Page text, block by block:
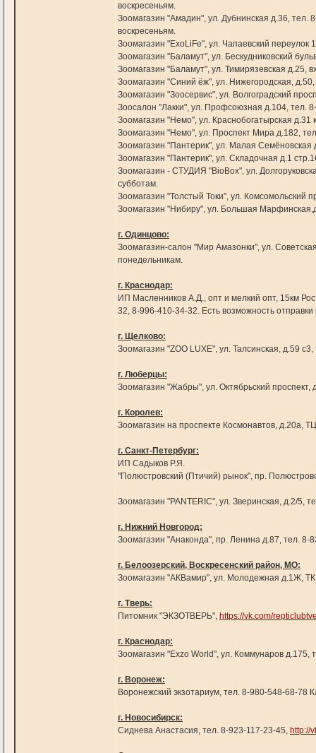
воскресеньям.
Зоомагазин "Амадин", ул. Дубнинская д.36, тел.
воскресеньям.
Зоомагазин "ExoLiFe", ул. Чапаевский переулок
Зоомагазин "Баламут", ул. Бескудниковский
Зоомагазин "Баламут", ул. Тимирязевская д.25,
Зоомагазин "Синий ёж", ул. Нижегородская,
Зоомагазин "Зоосервис", ул. Волгоградский
Зоосалон "Лакки", ул. Профсоюзная д.104, тел.
Зоомагазин "Немо", ул. Краснобогатырская д.31
Зоомагазин "Немо", ул. Проспект Мира д.182,
Зоомагазин "Пантерик", ул. Малая
Зоомагазин "Пантерик", ул. Складочная д.1
Зоомагазин - СТУДИЯ "BioBox", ул.
субботам.
Зоомагазин "Толстый Токи", ул. Комсомольский
Зоомагазин "Нибиру", ул. Большая
г. Одинцово:
Зоомагазин-салон "Мир Амазонки", ул.
понедельникам.
г. Краснодар:
ИП Масленников А.Д., опт и мелкий опт, 15км
32, 8-996-410-34-32. Есть возможность
г. Щелково:
Зоомагазин "ZOO LUXE", ул. Талсинская, д.59
г. Люберцы:
Зоомагазин "Жабры", ул. Октябрьский
г. Королев:
Зоомагазин на проспекте Космонавтов, д.20а,
г. Санкт-Петербург:
ИП Садыков Р.Я.
"Полюстровский (Птичий) рынок", пр.
Зоомагазин "PANTERIC", ул. Зверинская, д.2/5,
г. Нижний Новгород:
Зоомагазин "Анаконда", пр. Ленина д.87, тел. 8-
г. Белоозерский, Воскресенский район, МО:
Зоомагазин "АКВамир", ул. Молодежная д.1Ж,
г. Тверь:
Питомник "ЭКЗОТВЕРЬ", https://vk.com/
г. Краснодар:
Зоомагазин "Exzo World", ул. Коммунаров
г. Воронеж:
Воронежский экзотариум, тел. 8-980-548-68-78
г. Новосибирск:
Сиднева Анастасия, тел. 8-923-117-23-45, http://